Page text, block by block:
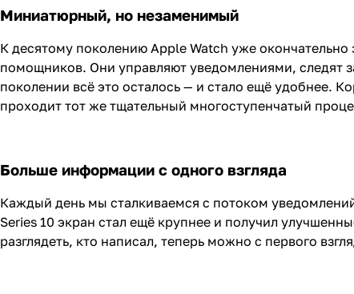
Миниатюрный, но незаменимый
К десятому поколению Apple Watch уже
помощников. Они управляют уведомлениями, следят
поколении всё это осталось — и стало ещё удобнее.
проходит тот же тщательный многоступенчатый
Больше информации с одного взгляда
Каждый день мы сталкиваемся с потоком
Series 10 экран стал ещё крупнее и получил
разглядеть, кто написал, теперь можно с первого